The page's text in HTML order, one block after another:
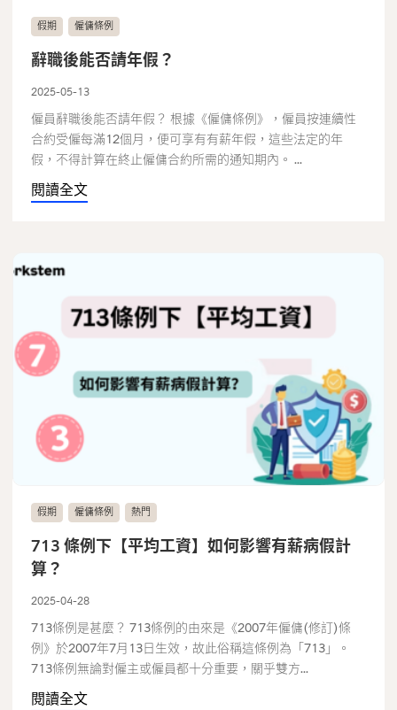
假期 僱傭條例
辭職後能否請年假？
2025-05-13
僱員辭職後能否請年假？ 根據《僱傭條例》，僱員按連續性
合約受僱每滿12個月，便可享有有薪年假，這些法定的年
假，不得計算在終止僱傭合約所需的通知期內。 ...
閱讀全文
假期 僱傭條例 熱門
713 條例下【平均工資】如何影響有薪病假計
算？
2025-04-28
713條例是甚麼？ 713條例的由來是《2007年僱傭(修訂)條
例》於2007年7月13日生效，故此俗稱這條例為「713」。
713條例無論對僱主或僱員都十分重要，關乎雙方...
閱讀全文